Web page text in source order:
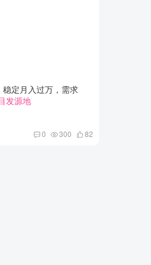
定月入过万，需求
发源地
0 300 82